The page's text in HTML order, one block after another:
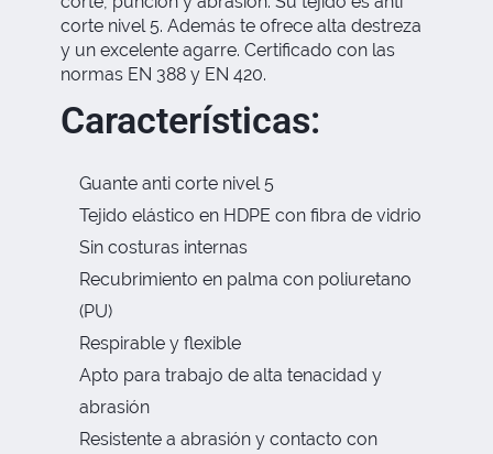
corte nivel 5. Además te ofrece alta destreza
y un excelente agarre. Certificado con las
normas EN 388 y EN 420.
Características:
Guante anti corte nivel 5
Tejido elástico en HDPE con fibra de vidrio
Sin costuras internas
Recubrimiento en palma con poliuretano
(PU)
Respirable y flexible
Apto para trabajo de alta tenacidad y
abrasión
Resistente a abrasión y contacto con